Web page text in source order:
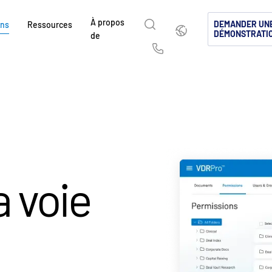
Explorez notre plateforme
conçue pour le partage de
mondiales de dealmaking, les
marchés de capitaux.
Découvrez comment partager
sécurité, pour une collaboration
Ressources
À propos
de
Découvrez comment SS&C Intralinks
mondiaux de la finance, les opérations de
d’informations pour les fusions et
levées de fonds et le reporting aux
EN SAVOIR PLUS
Français
Italiano
DEMANDER
voie